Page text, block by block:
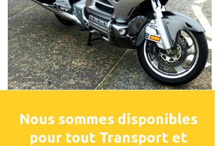
Nous sommes disponibles
pour tout Transport et